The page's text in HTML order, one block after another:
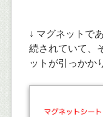
↓ マグネットで
続されていて、
ットが引っかか